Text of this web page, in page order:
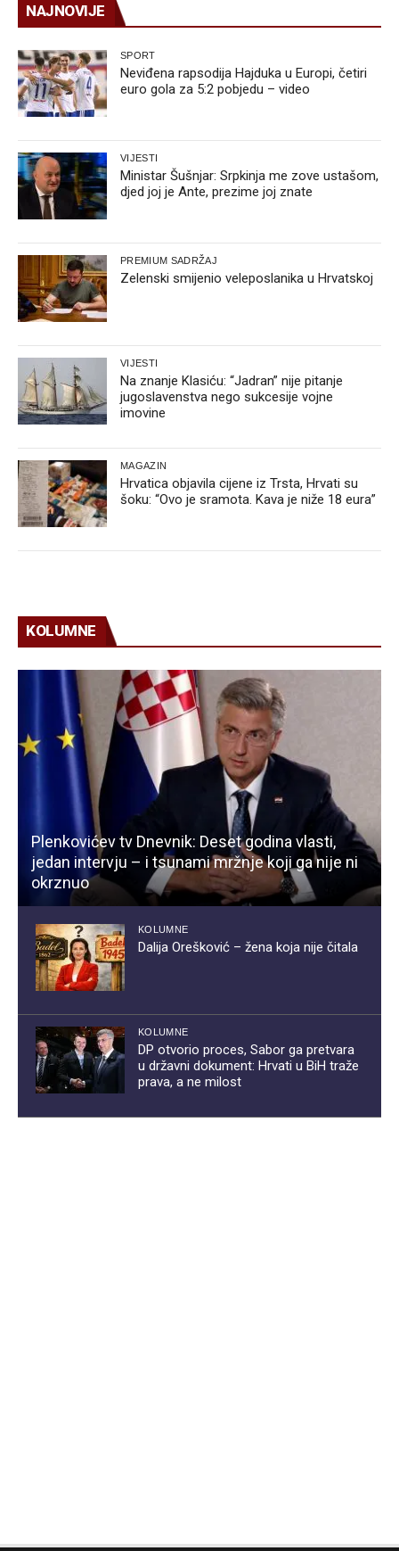
NAJNOVIJE
SPORT
Neviđena rapsodija Hajduka u Europi, četiri
euro gola za 5:2 pobjedu – video
VIJESTI
Ministar Šušnjar: Srpkinja me zove ustašom,
djed joj je Ante, prezime joj znate
PREMIUM SADRŽAJ
Zelenski smijenio veleposlanika u Hrvatskoj
VIJESTI
Na znanje Klasiću: “Jadran” nije pitanje
jugoslavenstva nego sukcesije vojne
imovine
MAGAZIN
Hrvatica objavila cijene iz Trsta, Hrvati su
šoku: “Ovo je sramota. Kava je niže 18 eura”
KOLUMNE
Plenkovićev tv Dnevnik: Deset godina vlasti,
jedan intervju – i tsunami mržnje koji ga nije ni
okrznuo
KOLUMNE
Dalija Orešković – žena koja nije čitala
KOLUMNE
DP otvorio proces, Sabor ga pretvara
u državni dokument: Hrvati u BiH traže
prava, a ne milost